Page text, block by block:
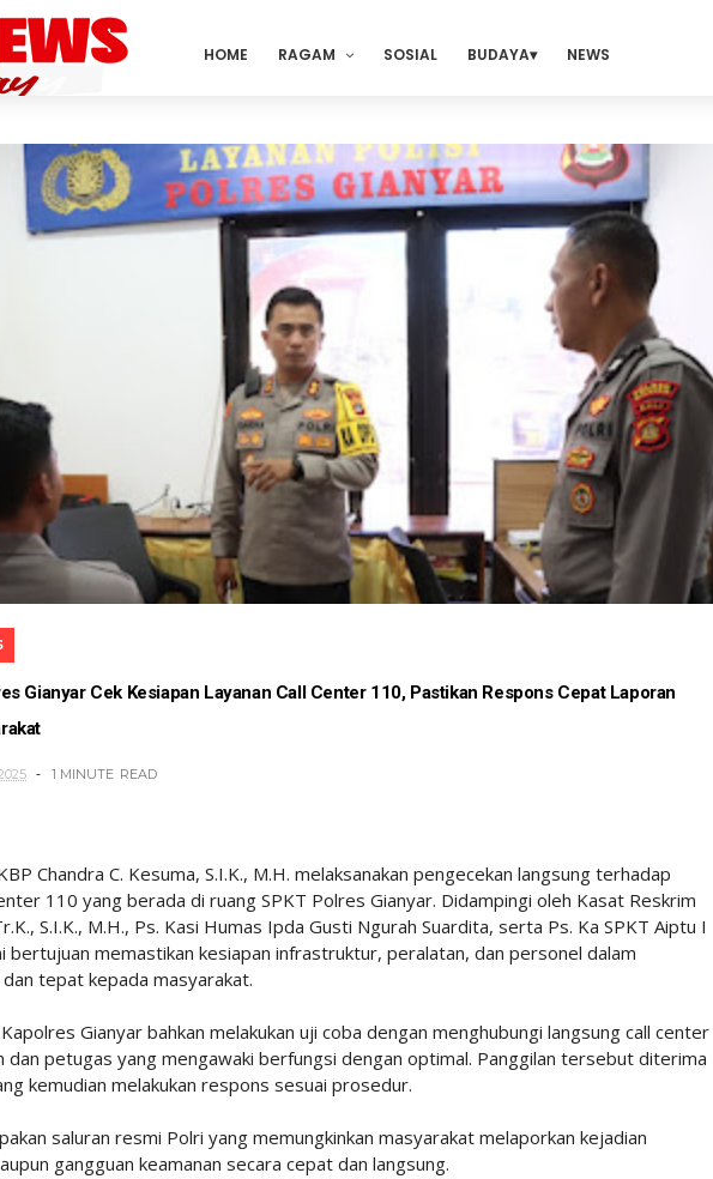
HOME RAGAM SOSIAL BUDAYA NEWS
Gianyar Cek Kesiapan Layanan Call Center 110, Pastikan Respons Cepat Laporan
1 MINUTE READ
Chandra C. Kesuma, S.I.K., M.H. melaksanakan pengecekan langsung terhadap
110 yang berada di ruang SPKT Polres Gianyar. Didampingi oleh Kasat Reskrim
S.I.K., M.H., Ps. Kasi Humas Ipda Gusti Ngurah Suardita, serta Ps. Ka SPKT Aiptu I
bertujuan memastikan kesiapan infrastruktur, peralatan, dan personel dalam
tepat kepada masyarakat.
Gianyar bahkan melakukan uji coba dengan menghubungi langsung call center
petugas yang mengawaki berfungsi dengan optimal. Panggilan tersebut diterima
kemudian melakukan respons sesuai prosedur.
saluran resmi Polri yang memungkinkan masyarakat melaporkan kejadian
gangguan keamanan secara cepat dan langsung.